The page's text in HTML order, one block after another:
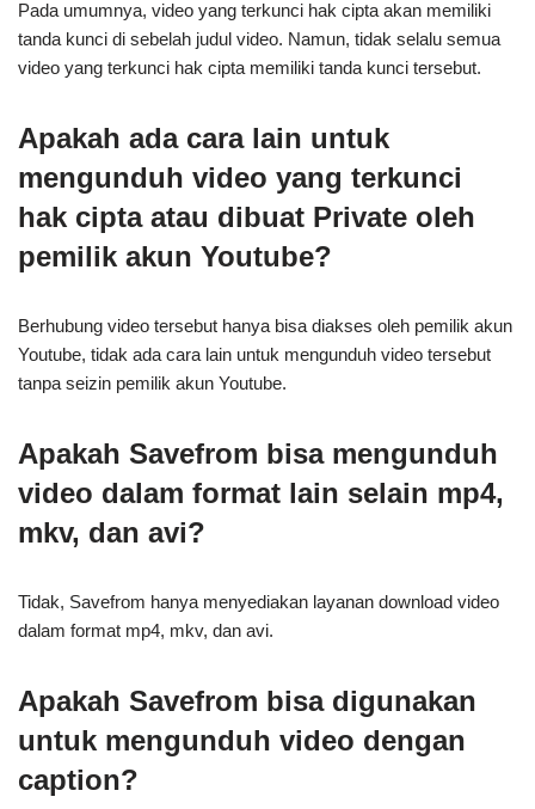
Pada umumnya, video yang terkunci hak cipta akan memiliki
tanda kunci di sebelah judul video. Namun, tidak selalu semua
video yang terkunci hak cipta memiliki tanda kunci tersebut.
Apakah ada cara lain untuk
mengunduh video yang terkunci
hak cipta atau dibuat Private oleh
pemilik akun Youtube?
Berhubung video tersebut hanya bisa diakses oleh pemilik akun
Youtube, tidak ada cara lain untuk mengunduh video tersebut
tanpa seizin pemilik akun Youtube.
Apakah Savefrom bisa mengunduh
video dalam format lain selain mp4,
mkv, dan avi?
Tidak, Savefrom hanya menyediakan layanan download video
dalam format mp4, mkv, dan avi.
Apakah Savefrom bisa digunakan
untuk mengunduh video dengan
caption?